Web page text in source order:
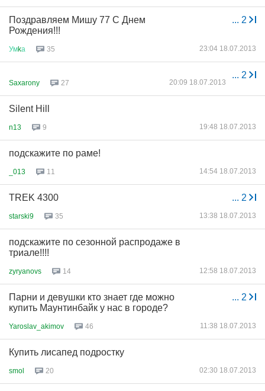
... 2
Поздравляем Мишу 77 С Днем
Рождения!!!
Умkа 35 23:04 18.07.2013
... 2
Saxarony 27 20:09 18.07.2013
Silent Hill
n13 9 19:48 18.07.2013
подскажите по раме!
_013 11 14:54 18.07.2013
... 2
TREK 4300
starski9 35 13:38 18.07.2013
подскажите по сезонной распродаже в
триале!!!!
zyryanovs 14 12:58 18.07.2013
... 2
Парни и девушки кто знает где можно
купить Маунтинбайк у нас в городе?
Yaroslav_akimov 46 11:38 18.07.2013
Купить лисапед подростку
smol 20 02:30 18.07.2013